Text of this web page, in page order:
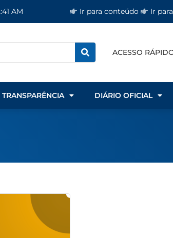
AM Ir para conteúdo Ir
ACESSO
TRANSPARÊNCIA DIÁRIO OFICIAL